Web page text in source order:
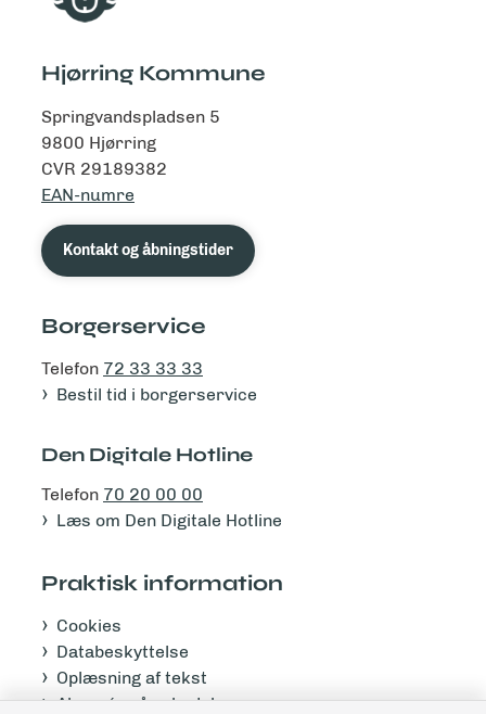
Hjørring Kommune
Springvandspladsen 5
9800 Hjørring
CVR 29189382
EAN-numre
Kontakt og åbningstider
Borgerservice
Telefon 72 33 33 33
Bestil tid i borgerservice
Den Digitale Hotline
Telefon 70 20 00 00
Læs om Den Digitale Hotline
Praktisk information
Cookies
Databeskyttelse
Oplæsning af tekst
Abonnér på nyhedsbrev